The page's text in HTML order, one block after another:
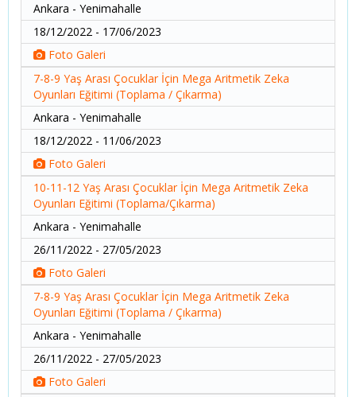
Ankara - Yenimahalle
18/12/2022 - 17/06/2023
Foto Galeri
7-8-9 Yaş Arası Çocuklar İçin Mega Aritmetik Zeka
Oyunları Eğitimi (Toplama / Çıkarma)
Ankara - Yenimahalle
18/12/2022 - 11/06/2023
Foto Galeri
10-11-12 Yaş Arası Çocuklar İçin Mega Aritmetik Zeka
Oyunları Eğitimi (Toplama/Çıkarma)
Ankara - Yenimahalle
26/11/2022 - 27/05/2023
Foto Galeri
7-8-9 Yaş Arası Çocuklar İçin Mega Aritmetik Zeka
Oyunları Eğitimi (Toplama / Çıkarma)
Ankara - Yenimahalle
26/11/2022 - 27/05/2023
Foto Galeri